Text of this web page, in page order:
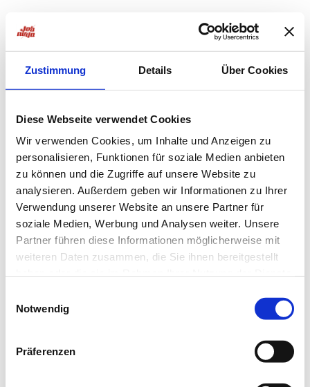
Zustimmung Details Über Cookies
Diese Webseite verwendet Cookies
Wir verwenden Cookies, um Inhalte und Anzeigen zu
personalisieren, Funktionen für soziale Medien anbieten
zu können und die Zugriffe auf unsere Website zu
analysieren. Außerdem geben wir Informationen zu Ihrer
Verwendung unserer Website an unsere Partner für
soziale Medien, Werbung und Analysen weiter. Unsere
Partner führen diese Informationen möglicherweise mit
weiteren Daten zusammen, die Sie ihnen bereitgestellt
Notwendig
Präferenzen
loadingjobninja.com
for more